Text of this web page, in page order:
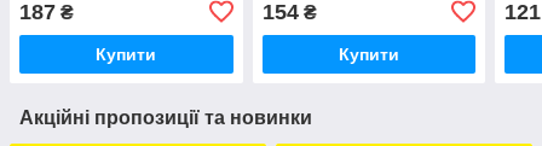
187 ₴
Купити
154₴
Купити
121
Акційні пропозиції та новинки